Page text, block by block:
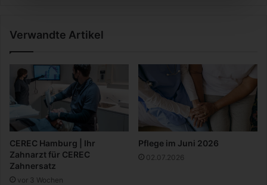
i
n
a
i
t
t
r
u
t
Verwandte Artikel
CEREC Hamburg | Ihr
Zahnarzt für CEREC
Zahnersatz
vor 3 Wochen
Pflege im Juni 2026
02.07.2026